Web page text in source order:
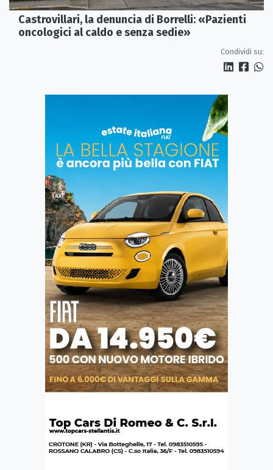
Castrovillari, la denuncia di Borrelli: «Pazienti
oncologici al caldo e senza sedie»
Condividi su: